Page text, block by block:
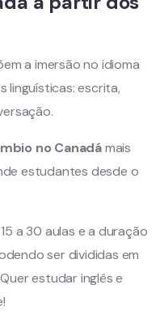
a imersão no idioma
linguísticas: escrita,
no Canadámais
estudantes desde o
a 30 aulas e a duração
ser divididas em
estudar inglês e